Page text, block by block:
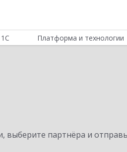
Платформа и технологии
партнёра и